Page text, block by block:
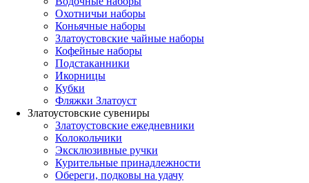
Охотничьи наборы
Коньячные наборы
Златоустовские чайные наборы
Кофейные наборы
Подстаканники
Икорницы
Кубки
Фляжки Златоуст
Златоустовские сувениры
Златоустовские ежедневники
Колокольчики
Эксклюзивные ручки
Курительные принадлежности
Обереги, подковы на удачу